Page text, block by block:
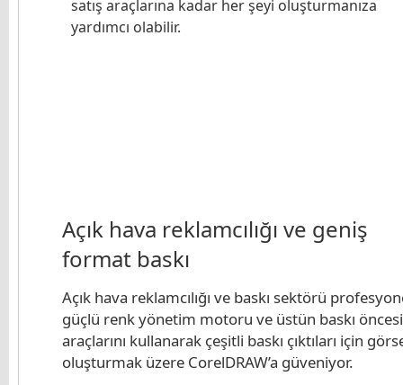
satış araçlarına kadar her şeyi oluşturmanıza
yardımcı olabilir.
Açık hava reklamcılığı ve geniş
format baskı
Açık hava reklamcılığı ve baskı sektörü
güçlü renk yönetim motoru ve üstün baskı öncesi
araçlarını kullanarak çeşitli baskı çıktıları için
oluşturmak üzere CorelDRAW’a güveniyor.